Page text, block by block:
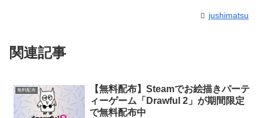
jushimatsu
関連記事
無料配布
【無料配布】Steamでお絵描きパーテ
ィーゲーム「Drawful 2」が期間限定
で無料配布中